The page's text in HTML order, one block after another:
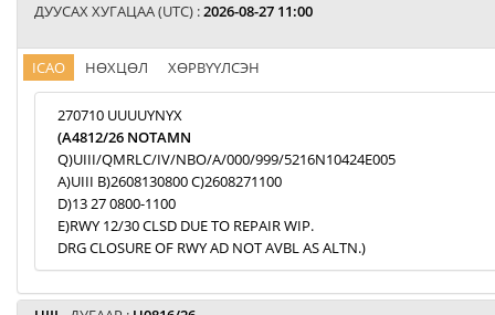
ДУУСАХ ХУГАЦАА (UTC) :2026-08-27 11:00
ICAO НӨХЦӨЛ ХӨРВҮҮЛСЭН
270710 UUUUYNYX
(A4812/26 NOTAMN
Q)UIII/QMRLC/IV/NBO/A/000/999/5216N10424E005
A)UIII B)2608130800 C)2608271100
D)13 27 0800-1100
E)RWY 12/30 CLSD DUE TO REPAIR WIP.
DRG CLOSURE OF RWY AD NOT AVBL AS ALTN.)